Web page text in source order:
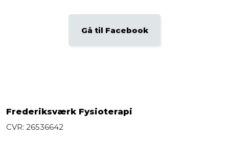
Gå til Facebook​
Frederiksværk Fysioterapi
CVR: 26536642